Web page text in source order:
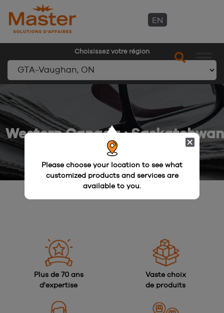
EN
Choisissez votre région
Please choose your location to see what
customized products and services are
available to you.
au
contenu
Western Canada : Saskatchwan
Plus de 70 ans
d'expertise
Vaste choix
de produits